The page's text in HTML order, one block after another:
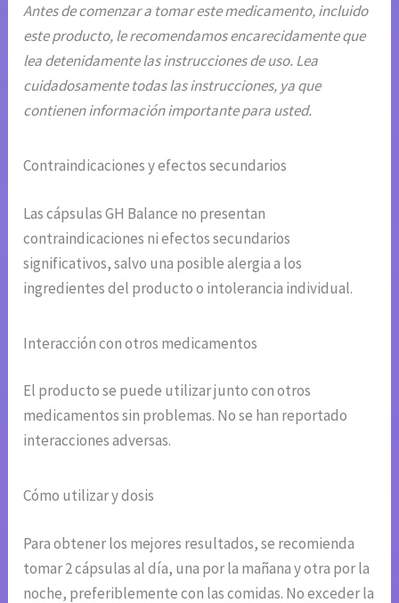
Antes de comenzar a tomar este medicamento, incluido
este producto, le recomendamos encarecidamente que
lea detenidamente las instrucciones de uso. Lea
cuidadosamente todas las instrucciones, ya que
contienen información importante para usted.
Contraindicaciones y efectos secundarios
Las cápsulas GH Balance no presentan
contraindicaciones ni efectos secundarios
significativos, salvo una posible alergia a los
ingredientes del producto o intolerancia individual.
Interacción con otros medicamentos
El producto se puede utilizar junto con otros
medicamentos sin problemas. No se han reportado
interacciones adversas.
Cómo utilizar y dosis
Para obtener los mejores resultados, se recomienda
tomar 2 cápsulas al día, una por la mañana y otra por la
noche, preferiblemente con las comidas. No exceder la